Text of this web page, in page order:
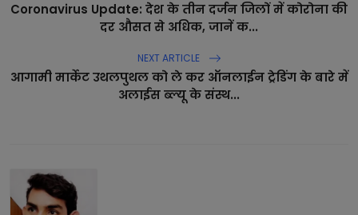
Coronavirus Update: देश के तीन दर्जन जिलों में कोरोना की
दर औसत से अधिक, जानें क...
NEXT ARTICLE
आगामी मार्केट उथलपुथल को ले कर ऑनलाईन ट्रेडिंग के बारे में
अलाईस ब्ल्यू के संस्थ...